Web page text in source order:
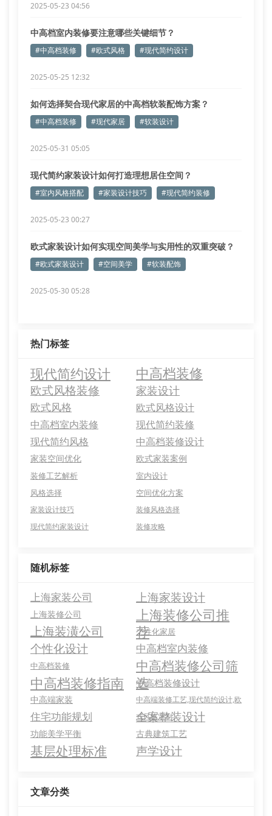
2025-05-23 04:56
中高档室内装修要注意哪些关键细节？
#中高档装修 #欧式风格 #现代简约设计
2025-05-25 12:32
如何选择契合现代家居的中高档软装配饰方案？
#中高档装修 #现代家居 #软装设计
2025-05-31 05:05
现代简约家装设计如何打造理想居住空间？
#室内风格搭配 #家装设计技巧 #现代简约装修
2025-05-23 00:27
欧式家装设计如何实现空间美学与实用性的双重突破？
#欧式家装设计 #空间美学 #软装配饰
2025-05-30 05:28
热门标签
现代简约设计 中高档装修
欧式风格装修 家装设计
欧式风格
欧式风格设计
中高档室内装修
现代简约装修
现代简约风格
中高档装修设计
家装空间优化 欧式家装案例
装修工艺解析
室内设计
风格选择
空间优化方案
家装设计技巧
装修风格选择
现代简约家装设计
装修攻略
随机标签
上海家装公司 上海家装设计
上海装修公司
上海装修公司推
荐
上海装潢公司 个性化家居
个性化设计 中高档室内装修
中高档装修
中高档装修公司筛
选
中高档装修指南 中高档装修设计
中高端家装
中高端装修工艺,现代简约设计,欧
式风格定制
住宅功能规划 全案整装设计
功能美学平衡 古典建筑工艺
基层处理标准 声学设计
文章分类